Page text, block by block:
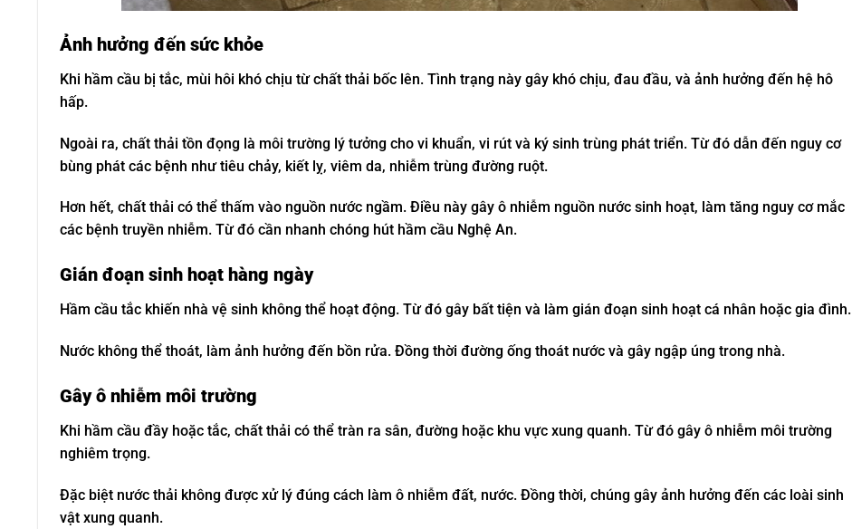
Ảnh hưởng đến sức khỏe
Khi hầm cầu bị tắc, mùi hôi khó chịu từ chất thải bốc lên. Tình trạng này gây khó chịu, đau đầu, và ảnh hưởng đến hệ hô
hấp.
Ngoài ra, chất thải tồn đọng là môi trường lý tưởng cho vi khuẩn, vi rút và ký sinh trùng phát triển. Từ đó dẫn đến nguy cơ
bùng phát các bệnh như tiêu chảy, kiết lỵ, viêm da, nhiễm trùng đường ruột.
Hơn hết, chất thải có thể thấm vào nguồn nước ngầm. Điều này gây ô nhiễm nguồn nước sinh hoạt, làm tăng nguy cơ mắc
các bệnh truyền nhiễm. Từ đó cần nhanh chóng hút hầm cầu Nghệ An.
Gián đoạn sinh hoạt hàng ngày
Hầm cầu tắc khiến nhà vệ sinh không thể hoạt động. Từ đó gây bất tiện và làm gián đoạn sinh hoạt cá nhân hoặc gia đình.
Nước không thể thoát, làm ảnh hưởng đến bồn rửa. Đồng thời đường ống thoát nước và gây ngập úng trong nhà.
Gây ô nhiễm môi trường
Khi hầm cầu đầy hoặc tắc, chất thải có thể tràn ra sân, đường hoặc khu vực xung quanh. Từ đó gây ô nhiễm môi trường
nghiêm trọng.
Đặc biệt nước thải không được xử lý đúng cách làm ô nhiễm đất, nước. Đồng thời, chúng gây ảnh hưởng đến các loài sinh
vật xung quanh.